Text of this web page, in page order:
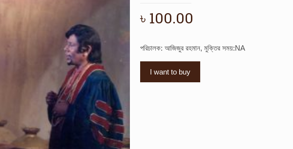
৳ 100.00
পরিচালক: আজিজুর রহমান, মুক্তির সময়:NA
I want to buy